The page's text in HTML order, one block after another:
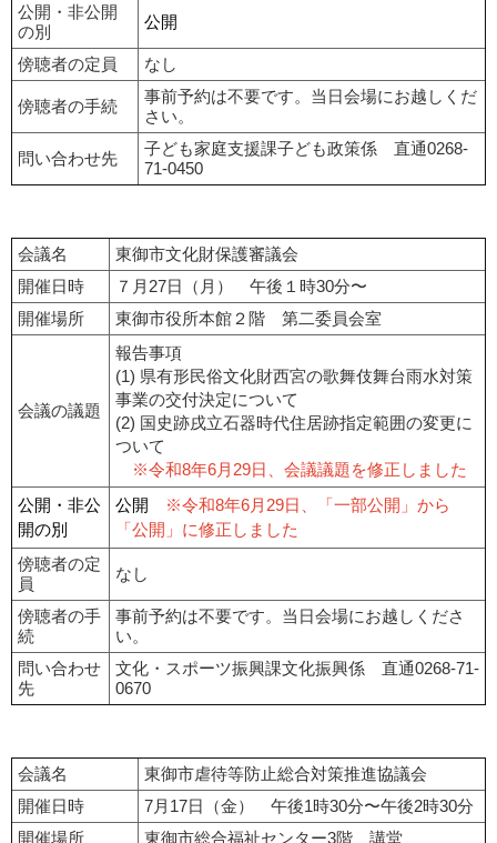
公開・非公開
の別
公開
傍聴者の定員 なし
傍聴者の手続
事前予約は不要です。当日会場にお越しくだ
さい。
問い合わせ先
子ども家庭支援課子ども政策係 直通0268-
71-0450
会議名
東御市文化財保護審議会
開催日時
７月27日（月） 午後１時30分〜
開催場所
東御市役所本館２階 第二委員会室
会議の議題
報告事項
(1) 県有形民俗文化財西宮の歌舞伎舞台雨水対策
事業の交付決定について
(2) 国史跡戌立石器時代住居跡指定範囲の変更に
ついて
※令和8年6月29日、会議議題を修正しました
公開・非公
開の別
公開
※令和8年6月29日、「一部公開」から
「公開」に修正しました
傍聴者の定
員
なし
傍聴者の手
続
事前予約は不要です。当日会場にお越しくださ
い。
問い合わせ
先
文化・スポーツ振興課文化振興係 直通0268-71-
0670
会議名
東御市虐待等防止総合対策推進協議会
開催日時
7月17日（金） 午後1時30分〜午後2時30分
開催場所
東御市総合福祉センター3階 講堂